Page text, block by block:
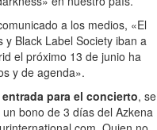
a los medios, «El
Black Label Society iban a
el próximo 13 de junio ha
y de agenda».
para el concierto, se
bono de 3 días del Azkena